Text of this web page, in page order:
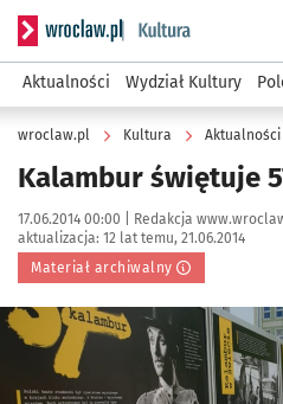
Serwis informacyjny
Aktualności Wydział Kultury
wroclaw.pl Kultura Aktualności
Kalambur świętuje
Data publikacji:
17.06.2014 00:00 | Autor:
Redakcja
aktualizacja: 12 lat temu, 21.06.2014
Materiał archiwalny
Kliknij, aby powiększyć